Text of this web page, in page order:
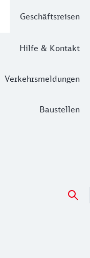
Geschäftsreisen
Hilfe & Kontakt
Verkehrsmeldungen
Baustellen